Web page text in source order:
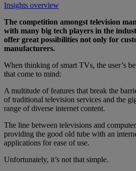
Insights overview
The competition amongst television
with many big tech players in the
offer great possibilities not only for
manufacturers.
When thinking of smart TVs, the user’s
that come to mind:
A multitude of features that break the
of traditional television services and the
range of diverse internet content.
The line between televisions and
providing the good old tube with an
applications for ease of use.
Unfortunately, it’s not that simple.